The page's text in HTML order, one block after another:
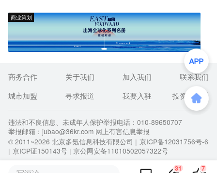
商业策划
31 7
商务合作 关于我们 加入我们
联系我们
城市加盟
寻求报道 我要入驻 投资者关系
违法和不良信息、未成年人保护举报电话：010-89650707
举报邮箱：jubao@36kr.com 网上有害信息举报
© 2011~2026 北京多氪信息科技有限公司 | 京ICP备12031756号-6
| 京ICP证150143号 | 京公网安备11010502057322号